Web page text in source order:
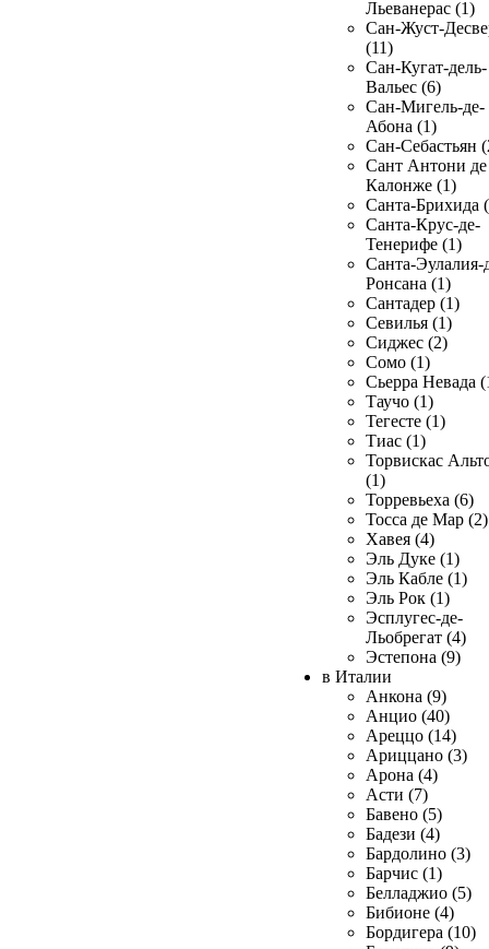
Льеванерас (1)
Сан-Жуст-
(11)
Сан-Кугат-дель-
Вальес (6)
Сан-Мигель-де-
Абона (1)
Сан-Себастьян
Сант Антони де
Калонже (1)
Санта-Брихида
Санта-Крус-де-
Тенерифе (1)
Санта-Эулалия-
Ронсана (1)
Сантадер (1)
Севилья (1)
Сиджес (2)
Сомо (1)
Сьерра Невада
Таучо (1)
Тегесте (1)
Тиас (1)
Торвискас
(1)
Торревьеха (6)
Тосса де Мар (2)
Хавея (4)
Эль Дуке (1)
Эль Кабле (1)
Эль Рок (1)
Эсплугес-де-
Льобрегат (4)
Эстепона (9)
в Италии
Анкона (9)
Анцио (40)
Ареццо (14)
Ариццано (3)
Арона (4)
Асти (7)
Бавено (5)
Бадези (4)
Бардолино (3)
Барчис (1)
Белладжио (5)
Бибионе (4)
Бордигера (10)